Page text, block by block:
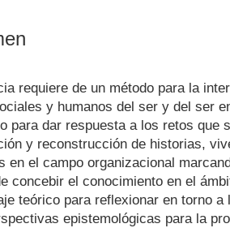
requiere de un método para la
y humanos del ser y del ser
para dar respuesta a los retos que
y reconstrucción de historias,
en el campo organizacional
concebir el conocimiento en el
teórico para reflexionar en torno
epistemológicas para la